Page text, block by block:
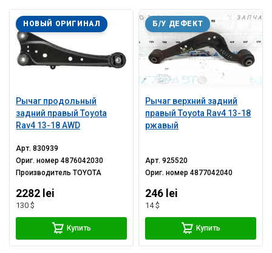
Рычаг продольный
задний правый Toyota
Rav4 13-18 AWD
НОВЫЙ ОРИГИНАЛ
Арт.830939
Ориг. номер4876042030
ПроизводительTOYOTA
2282 lei
130 $
Купить
Рычаг верхний задний
правый Toyota Rav4 13-18
ржавый
Б/У ДЕФЕКТ
Арт.925520
Ориг. номер4877042040
246 lei
14 $
Купить